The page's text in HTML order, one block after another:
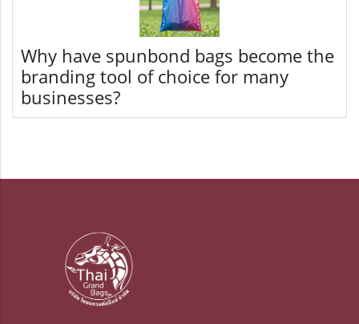
Why have spunbond bags become the
branding tool of choice for many
businesses?